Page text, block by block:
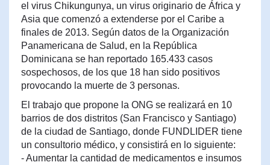
el virus Chikungunya, un virus originario de África y
Asia que comenzó a extenderse por el Caribe a
finales de 2013. Según datos de la Organización
Panamericana de Salud, en la República
Dominicana se han reportado 165.433 casos
sospechosos, de los que 18 han sido positivos
provocando la muerte de 3 personas.
El trabajo que propone la ONG se realizará en 10
barrios de dos distritos (San Francisco y Santiago)
de la ciudad de Santiago, donde FUNDLIDER tiene
un consultorio médico, y consistirá en lo siguiente:
- Aumentar la cantidad de medicamentos e insumos